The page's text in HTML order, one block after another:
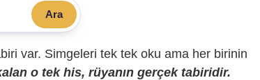
Ara
var. Simgeleri tek tek oku ama her birinin
o tek his, rüyanın gerçek tabiridir.